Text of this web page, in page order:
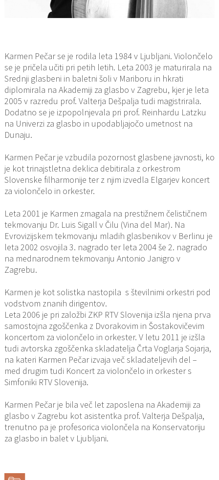
Karmen Pečar se je rodila leta 1984 v Ljubljani. Violončelo
se je pričela učiti pri petih letih. Leta 2003 je maturirala na
Srednji glasbeni in baletni šoli v Mariboru in hkrati
diplomirala na Akademiji za glasbo v Zagrebu, kjer je leta
2005 v razredu prof. Valterja Dešpalja tudi magistrirala.
Dodatno se je izpopolnjevala pri prof. Reinhardu Latzku
na Univerzi za glasbo in upodabljajočo umetnost na
Dunaju.
Karmen Pečar je vzbudila pozornost glasbene javnosti, ko
je kot trinajstletna deklica debitirala z orkestrom
Slovenske filharmonije ter z njim izvedla Elgarjev koncert
za violončelo in orkester.
Leta 2001 je Karmen zmagala na prestižnem čelističnem
tekmovanju Dr. Luis Sigall v Čilu (Vina del Mar). Na
Evrovizijskem tekmovanju mladih glasbenikov v Berlinu je
leta 2002 osvojila 3. nagrado ter leta 2004 še 2. nagrado
na mednarodnem tekmovanju Antonio Janigro v
Zagrebu.
Karmen je kot solistka nastopila s številnimi orkestri pod
vodstvom znanih dirigentov.
Leta 2006 je pri založbi ZKP RTV Slovenija izšla njena prva
samostojna zgoščenka z Dvorakovim in Šostakovičevim
koncertom za violončelo in orkester. V letu 2011 je izšla
tudi avtorska zgoščenka skladatelja Črta Voglarja Sojarja,
na kateri Karmen Pečar izvaja več skladateljevih del –
med drugim tudi Koncert za violončelo in orkester s
Simfoniki RTV Slovenija.
Karmen Pečar je bila več let zaposlena na Akademiji za
glasbo v Zagrebu kot asistentka prof. Valterja Dešpalja,
trenutno pa je profesorica violončela na Konservatoriju
za glasbo in balet v Ljubljani.